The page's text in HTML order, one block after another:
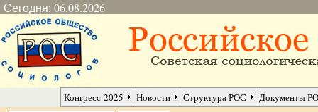
Сегодня: 06.08.2026
Конгресс-2025 Новости Структура РОС Документы